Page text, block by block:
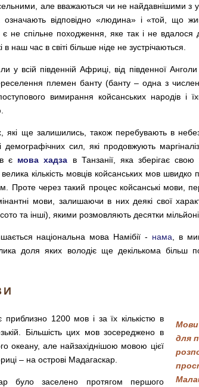
але вважаються чи не найдавнішими з
означають відповідно «людина» і «той, що
не спільне походження, яке так і не вдалося
наш час в світі більше ніде не зустрічаються.
у всій південній Африці, від південної
племен банту (банту – одна з
вимирання койсанських народів і
які ще залишились, також перебувають в
демографічних сил, які продовжують
є мова хадза в Танзанії, яка зберігає свою
велика кількість мовців койсанських мов
Проте через такий процес койсанські мови,
мови, залишаючи в них деякі свої
та інші), якими розмовляють десятки
національна мова Намібії - нама , в
доля яких володіє ще декількома більш
Мови
для
1200 мов і за їх кількістю в
Більшість цих мов зосереджено в
океану, але найзахіднішою мовою цієї
– на острові Мадагаскар.
було заселено протягом першого